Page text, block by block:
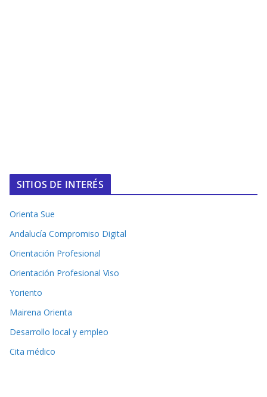
SITIOS DE INTERÉS
Orienta Sue
Andalucía Compromiso Digital
Orientación Profesional
Orientación Profesional Viso
Yoriento
Mairena Orienta
Desarrollo local y empleo
Cita médico